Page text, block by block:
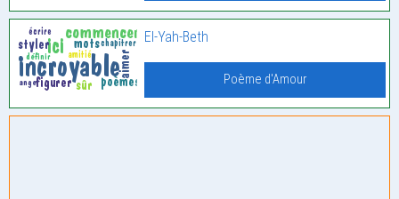
El-Yah-Beth
Poème d'Amour